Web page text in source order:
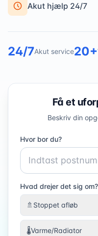
Akut hjælp 24/7
24/7Akut service20+
Få et
Beskriv din
Hvor bor du?
Hvad drejer det sig om?
🚿 Stoppet afløb
🌡️Varme/Radiator